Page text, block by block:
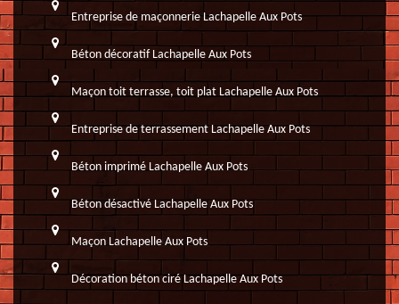
Entreprise de maçonnerie Lachapelle Aux Pots
Béton décoratif Lachapelle Aux Pots
Maçon toit terrasse, toit plat Lachapelle Aux Pots
Entreprise de terrassement Lachapelle Aux Pots
Béton imprimé Lachapelle Aux Pots
Béton désactivé Lachapelle Aux Pots
Maçon Lachapelle Aux Pots
Décoration béton ciré Lachapelle Aux Pots